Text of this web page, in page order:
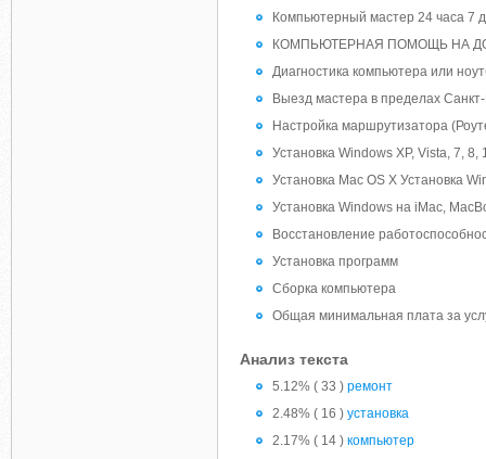
Компьютерный мастер 24 часа 7
КОМПЬЮТЕРНАЯ ПОМОЩЬ НА
Диагностика компьютера или
Выезд мастера в пределах
Настройка маршрутизатора
Установка Windows XP, Vista, 7,
Установка Mac OS X Установка
Установка Windows на iMac,
Восстановление
Установка программ
Сборка компьютера
Общая минимальная плата за
Анализ текста
5.12% ( 33 ) ремонт
2.48% ( 16 ) установка
2.17% ( 14 ) компьютер